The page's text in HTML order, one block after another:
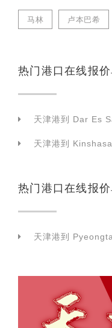
马林 卢本巴希
热门港口在线报
天津港到 Dar Es
天津港到
热门港口在线报
天津港到